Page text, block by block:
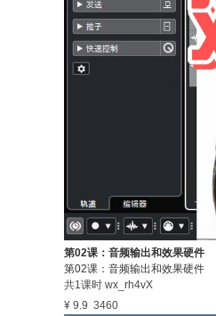
第02课：音频输出和效果硬件
第02课：音频输出和效果硬件
共1课时 wx_rh4vX
¥ 9.9 3460